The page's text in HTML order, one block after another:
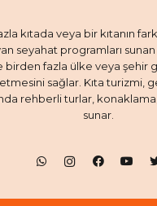
kıtada veya bir kıtanın
seyahat programları
fazla ülke veya şehir
sağlar. Kıta turizmi,
rehberli turlar,
sunar.